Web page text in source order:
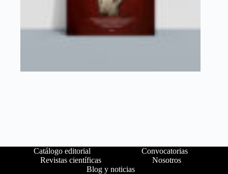
Catálogo editorial
Convocatorias
Revistas científicas
Nosotros
Blog y noticias